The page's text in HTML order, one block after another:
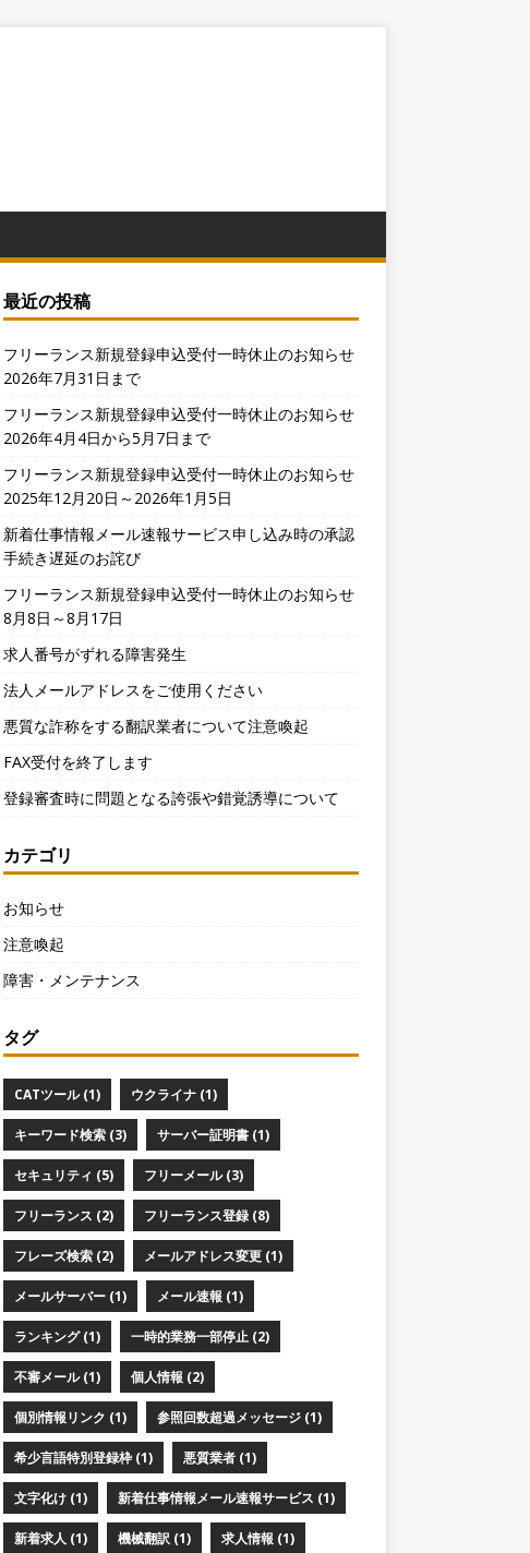
最近の投稿
フリーランス新規登録申込受付一時休止のお知らせ
2026年7月31日まで
フリーランス新規登録申込受付一時休止のお知らせ
2026年4月4日から5月7日まで
フリーランス新規登録申込受付一時休止のお知らせ
2025年12月20日～2026年1月5日
新着仕事情報メール速報サービス申し込み時の承認
手続き遅延のお詫び
フリーランス新規登録申込受付一時休止のお知らせ
8月8日～8月17日
求人番号がずれる障害発生
法人メールアドレスをご使用ください
悪質な詐称をする翻訳業者について注意喚起
FAX受付を終了します
登録審査時に問題となる誇張や錯覚誘導について
カテゴリ
お知らせ
注意喚起
障害・メンテナンス
タグ
CATツール (1) ウクライナ (1)
キーワード検索 (3) サーバー証明書 (1)
セキュリティ (5) フリーメール (3)
フリーランス (2) フリーランス登録 (8)
フレーズ検索 (2) メールアドレス変更 (1)
メールサーバー (1) メール速報 (1)
ランキング (1) 一時的業務一部停止 (2)
不審メール (1) 個人情報 (2)
個別情報リンク (1) 参照回数超過メッセージ (1)
希少言語特別登録枠 (1) 悪質業者 (1)
文字化け (1) 新着仕事情報メール速報サービス (1)
新着求人 (1) 機械翻訳 (1) 求人情報 (1)